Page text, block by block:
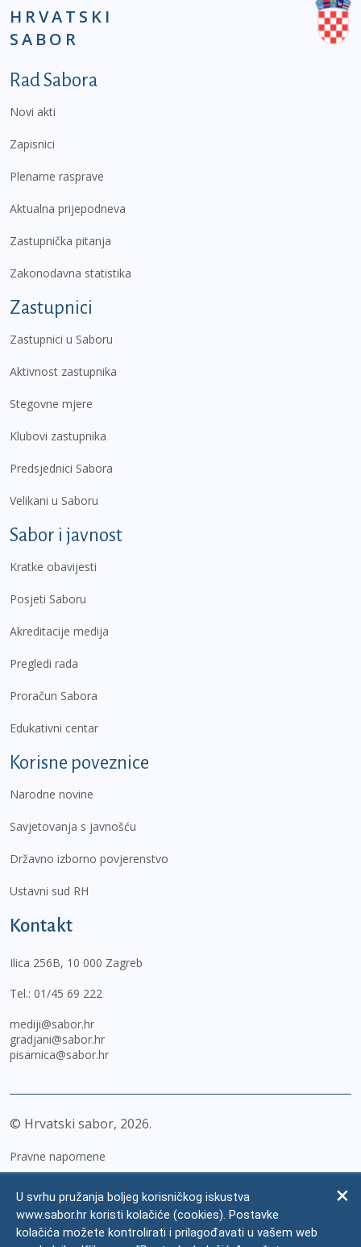
HRVATSKI
SABOR
Podnožje prvi izbornik
Rad Sabora
Novi akti
Zapisnici
Plenarne rasprave
Aktualna prijepodneva
Zastupnička pitanja
Zakonodavna statistika
Zastupnici
Zastupnici u Saboru
Aktivnost zastupnika
Stegovne mjere
Klubovi zastupnika
Predsjednici Sabora
Velikani u Saboru
Sabor i javnost
Kratke obavijesti
Posjeti Saboru
Akreditacije medija
Pregledi rada
Proračun Sabora
Edukativni centar
Korisne poveznice
Narodne novine
Savjetovanja s javnošću
Državno izborno povjerenstvo
Ustavni sud RH
Kontakt
Ilica 256B, 10 000 Zagreb
Tel.: 01/45 69 222
mediji@sabor.hr
gradjani@sabor.hr
pisarnica@sabor.hr
© Hrvatski sabor, 2026
Pravne napomene
Zaštita osobnih podataka
Impressum
U svrhu pružanja boljeg korisničkog iskustva
www.sabor.hr koristi kolačiće (cookies). Postavke
kolačića možete kontrolirati i prilagođavati u vašem web